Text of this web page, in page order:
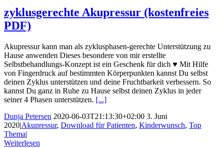
zyklusgerechte Akupressur (kostenfreies
PDF)
Akupressur kann man als zyklusphasen-gerechte Unterstützung zu
Hause anwenden Dieses besondere von mir erstellte
Selbstbehandlungs-Konzept ist ein Geschenk für dich ♥ Mit Hilfe
von Fingerdruck auf bestimmten Körperpunkten kannst Du selbst
deinen Zyklus unterstützen und deine Fruchtbarkeit verbessern. So
kannst Du ganz in Ruhe zu Hause selbst deinen Zyklus in jeder
seiner 4 Phasen unterstützen. [...]
Dunja Petersen 2020-06-03T21:13:30+02:00 3. Juni
2020|Akupressur, Download für Patienten, Kinderwunsch, Top
Thema|
Weiterlesen